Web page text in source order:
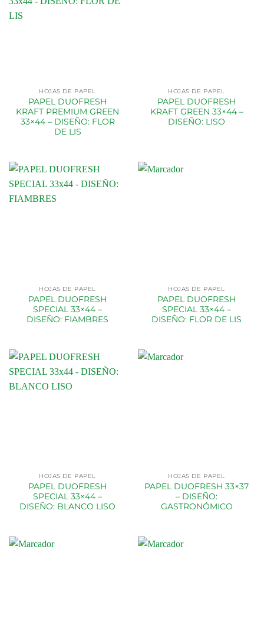
HOJAS DE PAPEL
PAPEL DUOFRESH
KRAFT PREMIUM GREEN
33×44 – DISEÑO: FLOR
DE LIS
HOJAS DE PAPEL
PAPEL DUOFRESH
KRAFT GREEN 33×44 –
DISEÑO: LISO
HOJAS DE PAPEL
PAPEL DUOFRESH
SPECIAL 33×44 –
DISEÑO: FIAMBRES
HOJAS DE PAPEL
PAPEL DUOFRESH
SPECIAL 33×44 –
DISEÑO: FLOR DE LIS
HOJAS DE PAPEL
PAPEL DUOFRESH
SPECIAL 33×44 –
DISEÑO: BLANCO LISO
HOJAS DE PAPEL
PAPEL DUOFRESH 33×37
– DISEÑO:
GASTRONÓMICO